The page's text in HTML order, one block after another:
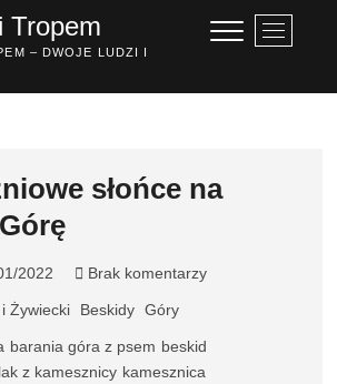
Tropem
– DWOJE LUDZI I
P
r
słońce na
2022 Brak komentarzy
Żywiecki Beskidy Góry
barania góra z psem beskid
z kamesznicy kamesznica